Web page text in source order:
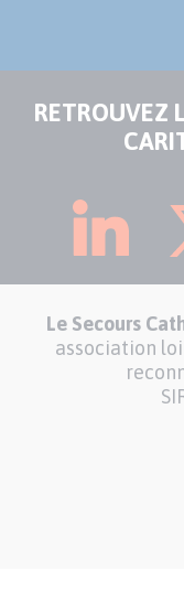
RETROUVEZ
Le Secours
association